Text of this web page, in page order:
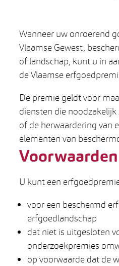
Wanneer uw onroerend
Vlaamse Gewest,
of landschap, kunt u in
de Vlaamse
De premie geldt voor
diensten die
of de herwaardering van
elementen van
Voorwaarden
U kunt een
voor een beschermd
erfgoedlandschap
dat niet is uitgesloten
onderzoekpremies
op voorwaarde dat de